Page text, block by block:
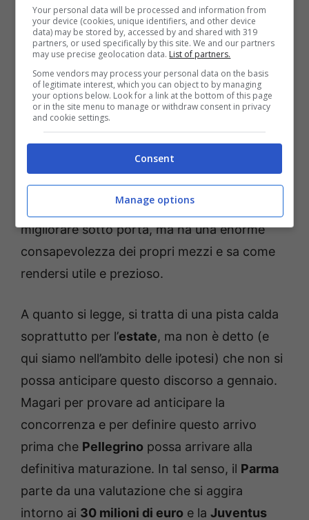
In tal senso, non bisogna abbassare la
concentrazione, dal momento che in sede di
calciomercatole occasioni arrivano in
maniera continua e costante. Proprio per
questo motivo, attenzione alle ultime notizie
che arrivano. Secondo quanto raccontato da
Blasting News, infatti, laJuventusha messo
Pellegrino, il bomber del
che, arrivato a febbraio di quest’anno, ha sin
da subito fatto vedere ottime cose. Deve
migliorare sotto porta, ma ha una enorme
consapevolezza dei propri mezzi e sa come
rendersi utile e prezioso.
A quanto si legge, si tratta di una pista calda
soprattutto per l’estate, ma non è detto (e
qui siamo nell’ambito delle ipotesi) che non si
possa anticipare questo discorso a gennaio.
Magari per provare ad anticipare la
concorrenza e per definire questo arrivo
prima che Pellegrino possa arrivare alla
definitiva maturazione. In tal senso, il Parma
parte da una valutazione che si aggira
intorno ai 30 milioni di euro e la Juventus
Your personal data will be processed and information from
your device (cookies, unique identifiers, and other device
data) may be stored by, accessed by and shared with 319
partners, or used specifically by this site. We and our partners
may use precise geolocation data. List of partners.
Some vendors may process your personal data on the basis
of legitimate interest, which you can object to by managing
your options below. Look for a link at the bottom of this page
or in the site menu to manage or withdraw consent in privacy
and cookie settings.
Consent
Manage options